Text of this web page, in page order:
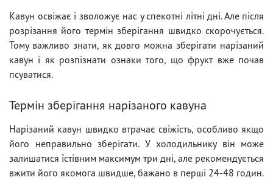
Кавун освіжає і зволожує нас у спекотні літні дні. Але після
розрізання його термін зберігання швидко скорочується.
Тому важливо знати, як довго можна зберігати нарізаний
кавун і як розпізнати ознаки того, що фрукт вже почав
псуватися.
Термін зберігання нарізаного кавуна
Нарізаний кавун швидко втрачає свіжість, особливо якщо
його неправильно зберігати. У холодильнику він може
залишатися їстівним максимум три дні, але рекомендується
вжити його якомога швидше, бажано в перші 24-48 годин.